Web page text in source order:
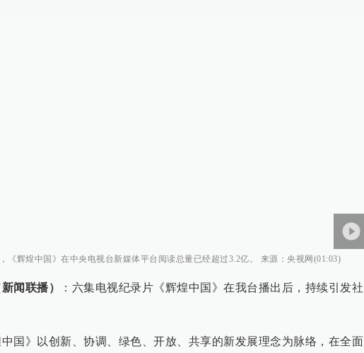
《辉煌中国》在中央电视台新媒体平台阅读总量已经超过3.2亿。 来源：央视网(01:03)
闻联播）
：六集电视纪录片《辉煌中国》在我台播出后，持续引发社
国》以创新、协调、绿色、开放、共享的新发展理念为脉络，在全面